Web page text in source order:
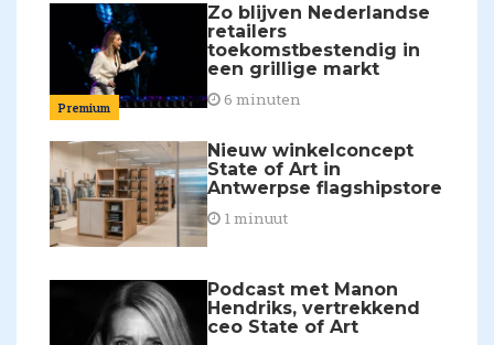
Premium
Zo blijven Nederlandse
retailers
toekomstbestendig in
een grillige markt
6 minuten
Nieuw winkelconcept
State of Art in
Antwerpse flagshipstore
1 minuut
Podcast met Manon
Hendriks, vertrekkend
ceo State of Art